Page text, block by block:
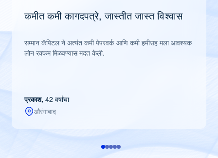
कमीत कमी कागदपत्रे, जास्तीत जास्त विश्वास
सम्मान कॅपिटल ने अत्यंत कमी पेपरवर्क आणि कमी हमीसह मला आवश्यक
लोन रक्कम मिळवण्यास मदत केली.
प्रकाश, 42 वर्षांचा
औरंगाबाद